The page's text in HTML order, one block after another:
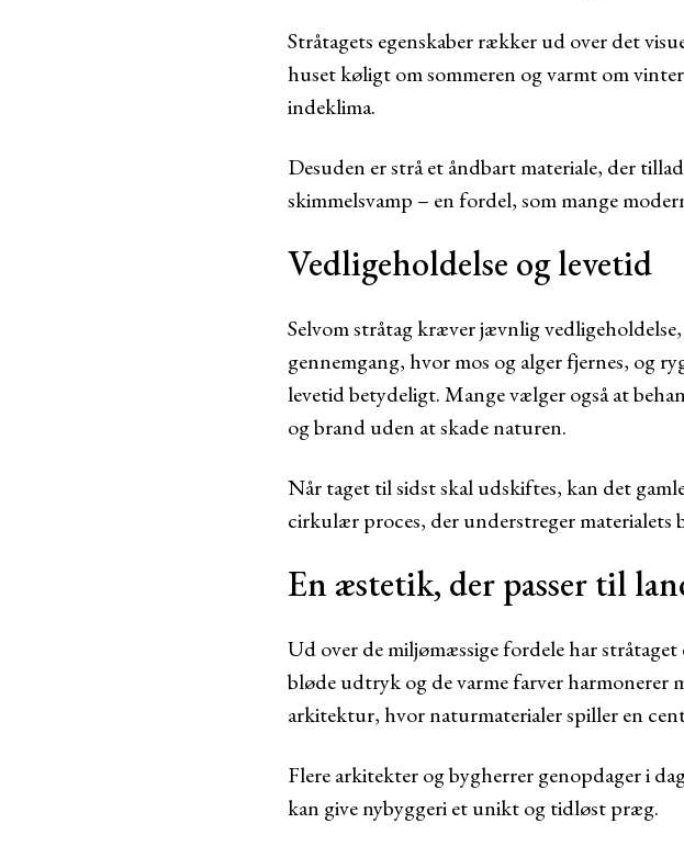
Stråtagets egenskaber rækker ud over det
huset køligt om sommeren og varmt om
indeklima.
Desuden er strå et åndbart materiale, der
skimmelsvamp – en fordel, som mange
Vedligeholdelse og levetid
Selvom stråtag kræver jævnlig
gennemgang, hvor mos og alger fjernes, og
levetid betydeligt. Mange vælger også at
og brand uden at skade naturen.
Når taget til sidst skal udskiftes, kan det
cirkulær proces, der understreger materialets
En æstetik, der passer til
Ud over de miljømæssige fordele har
bløde udtryk og de varme farver harmonerer
arkitektur, hvor naturmaterialer spiller en
Flere arkitekter og bygherrer genopdager i
kan give nybyggeri et unikt og tidløst præg.